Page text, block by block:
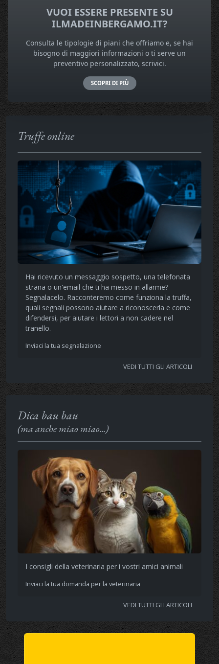
VUOI ESSERE PRESENTE SU
ILMADEINBERGAMO.IT?
Consulta le tipologie di piani che offriamo e, se hai
bisogno di maggiori informazioni o ti serve un
preventivo personalizzato, scrivici.
SCOPRI DI PIÙ
Truffe online
Hai ricevuto un messaggio sospetto, una telefonata
strana o un'email che ti ha messo in allarme?
Segnalacelo. Racconteremo come funziona la truffa,
quali segnali possono aiutare a riconoscerla e come
difendersi, per aiutare i lettori a non cadere nel
tranello.
Inviaci la tua segnalazione
VEDI TUTTI GLI ARTICOLI
Dica bau bau
(ma anche miao miao...)
I consigli della veterinaria per i vostri amici animali
Inviaci la tua domanda per la veterinaria
VEDI TUTTI GLI ARTICOLI